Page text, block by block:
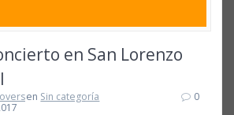
en San Lorenzo
en Sin categoría
0